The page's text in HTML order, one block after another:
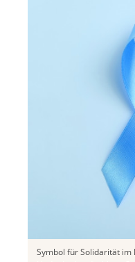
Symbol für Solidarität im